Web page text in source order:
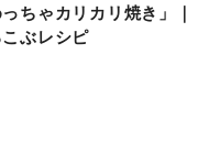
っちゃカリカリ焼き」｜
ぶレシピ